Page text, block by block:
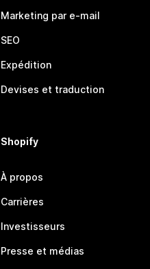
Marketing par e-mail
SEO
Expédition
Devises et traduction
Shopify
À propos
Carrières
Investisseurs
Presse et médias